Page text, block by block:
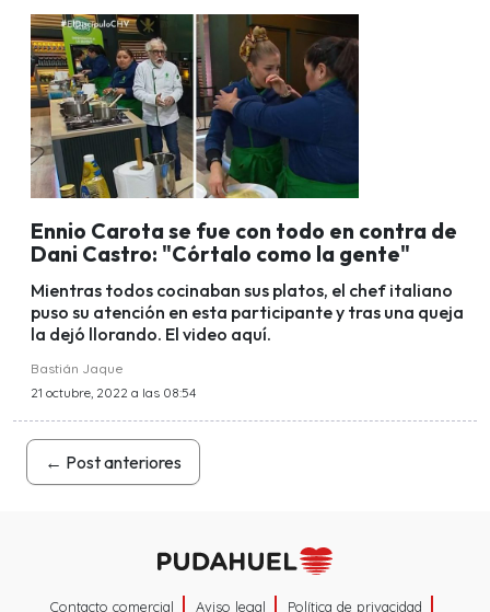
Ennio Carota se fue con todo en contra de
Dani Castro: "Córtalo como la gente"
Mientras todos cocinaban sus platos, el chef italiano
puso su atención en esta participante y tras una queja
la dejó llorando. El video aquí.
Bastián Jaque
21 octubre, 2022 a las 08:54
← Post anteriores
Contacto comercial Aviso legal Política de privacidad